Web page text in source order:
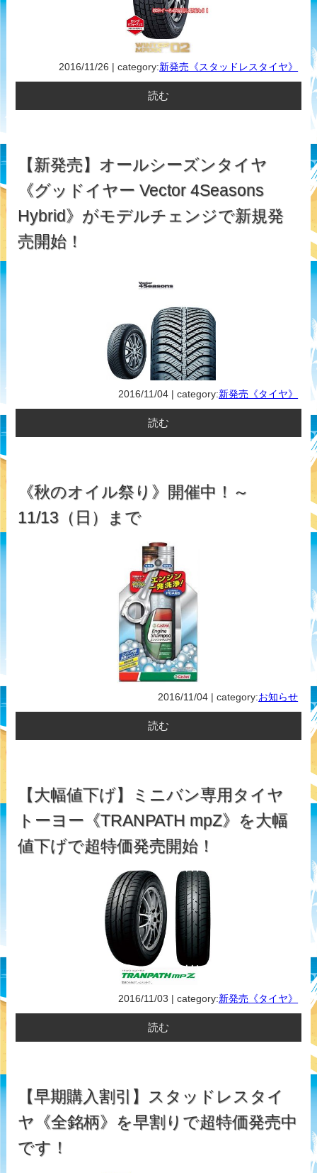
2016/11/26 | category:新発売《スタッドレスタイヤ》
読む
【新発売】オールシーズンタイヤ
《グッドイヤー Vector 4Seasons
Hybrid》がモデルチェンジで新規発
売開始！
2016/11/04 | category:新発売《タイヤ》
読む
《秋のオイル祭り》開催中！～
11/13（日）まで
2016/11/04 | category:お知らせ
読む
【大幅値下げ】ミニバン専用タイヤ
トーヨー《TRANPATH mpZ》を大幅
値下げで超特価発売開始！
2016/11/03 | category:新発売《タイヤ》
読む
【早期購入割引】スタッドレスタイ
ヤ《全銘柄》を早割りで超特価発売中
です！